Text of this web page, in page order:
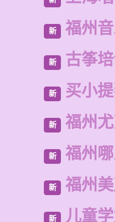
新 福州
新 古筝
新 买小
新 福州
新 福州
新 福州
新 儿童